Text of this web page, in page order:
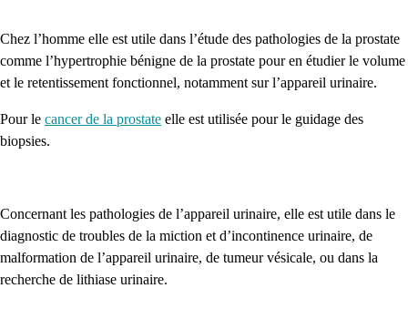
Chez l’homme elle est utile dans l’étude des pathologies de la prostate
comme l’hypertrophie bénigne de la prostate pour en étudier le volume
et le retentissement fonctionnel, notamment sur l’appareil urinaire.
Pour le cancer de la prostate elle est utilisée pour le guidage des
biopsies.
Concernant les pathologies de l’appareil urinaire, elle est utile dans le
diagnostic de troubles de la miction et d’incontinence urinaire, de
malformation de l’appareil urinaire, de tumeur vésicale, ou dans la
recherche de lithiase urinaire.